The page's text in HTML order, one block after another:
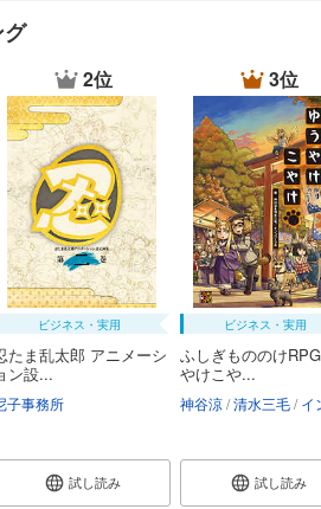
2位
ビジネス・実用
たま乱太郎 アニメーシ
ン設...
子事務所
試し読み
3位
ビジネス・実用
ふしぎもののけ
やけこや...
神谷涼 清水三毛 インコグ
試し読み